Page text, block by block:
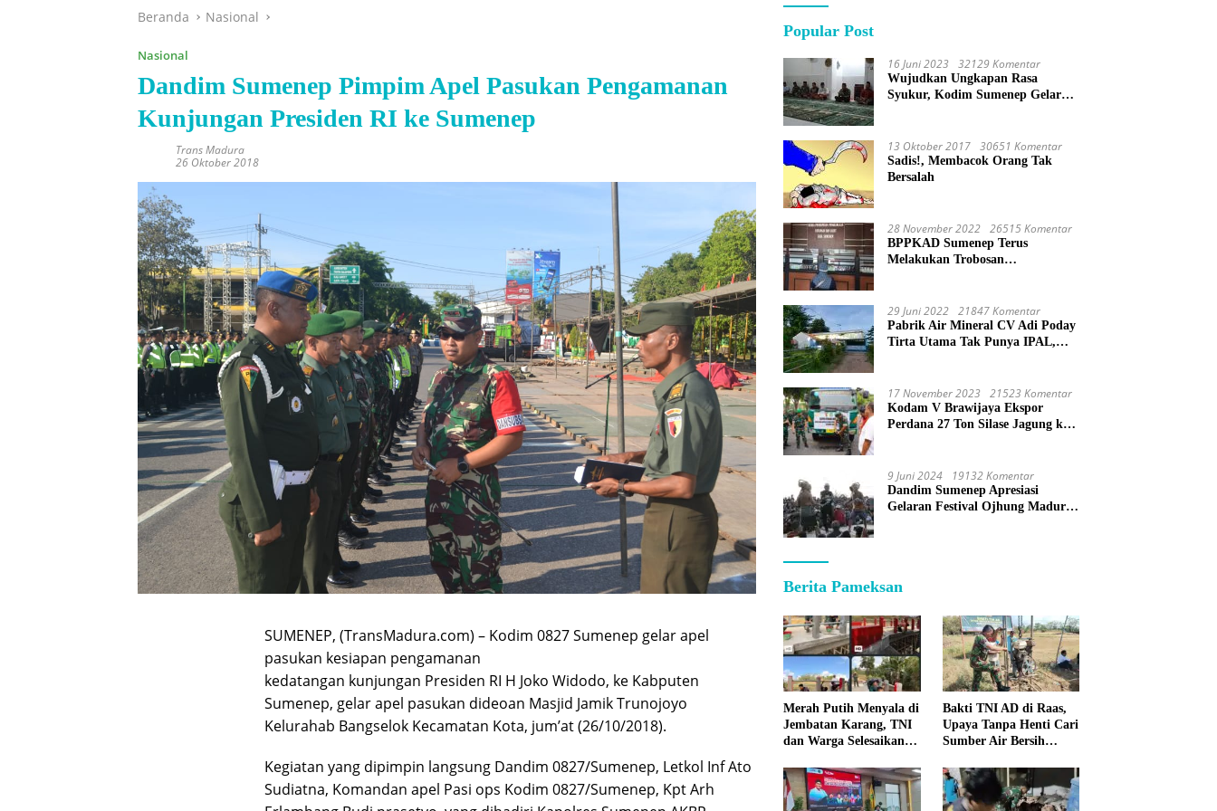
Beranda Nasional
Nasional
Dandim Sumenep Pimpim Apel Pasukan Pengamanan
Kunjungan Presiden RI ke Sumenep
Trans Madura
26 Oktober 2018
SUMENEP, (TransMadura.com) – Kodim 0827 Sumenep gelar apel
pasukan kesiapan pengamanan
kedatangan kunjungan Presiden RI H Joko Widodo, ke Kabputen
Sumenep, gelar apel pasukan dideoan Masjid Jamik Trunojoyo
Kelurahab Bangselok Kecamatan Kota, jum’at (26/10/2018).
Kegiatan yang dipimpin langsung Dandim 0827/Sumenep, Letkol Inf Ato
Sudiatna, Komandan apel Pasi ops Kodim 0827/Sumenep, Kpt Arh
Popular Post
16 Juni 2023 32129 Komentar
Wujudkan Ungkapan Rasa
Syukur, Kodim Sumenep Gelar
13 Oktober 2017 30651 Komentar
Sadis!, Membacok Orang Tak
Bersalah
28 November 2022 26515 Komentar
BPPKAD Sumenep Terus
Melakukan Trobosan
29 Juni 2022 21847 Komentar
Pabrik Air Mineral CV Adi Poday
Tirta Utama Tak Punya IPAL,
17 November 2023 21523 Komentar
Kodam V Brawijaya Ekspor
Perdana 27 Ton Silase Jagung ke
9 Juni 2024 19132 Komentar
Dandim Sumenep Apresiasi
Gelaran Festival Ojhung Madura
Berita Pameksan
Merah Putih Menyala di
Jembatan Karang, TNI
dan Warga Selesaikan
Bakti TNI AD di Raas,
Upaya Tanpa Henti Cari
Sumber Air Bersih
Kepulauan